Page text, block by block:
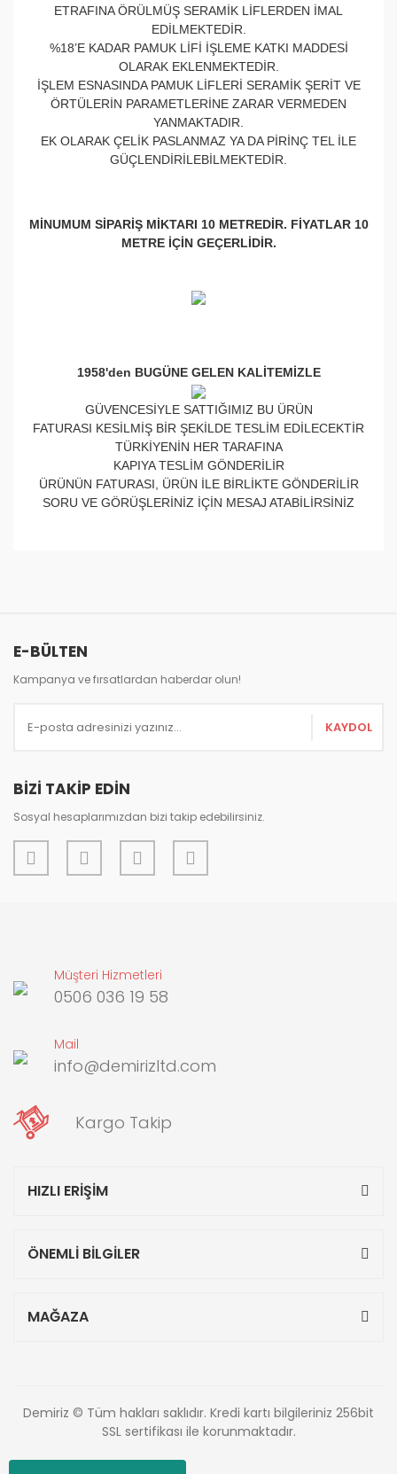
ETRAFINA ÖRÜLMÜŞ SERAMİK LİFLERDEN İMAL
EDİLMEKTEDİR.
%18’E KADAR PAMUK LİFİ İŞLEME KATKI MADDESİ
OLARAK EKLENMEKTEDİR.
İŞLEM ESNASINDA PAMUK LİFLERİ SERAMİK ŞERİT VE
ÖRTÜLERİN PARAMETLERİNE ZARAR VERMEDEN
YANMAKTADIR.
EK OLARAK ÇELİK PASLANMAZ YA DA PİRİNÇ TEL İLE
GÜÇLENDİRİLEBİLMEKTEDİR.
MİNUMUM SİPARİŞ MİKTARI 10 METREDİR. FİYATLAR 10
METRE İÇİN GEÇERLİDİR.
1958'den BUGÜNE GELEN KALİTEMİZLE
GÜVENCESİYLE SATTIĞIMIZ BU ÜRÜN
FATURASI KESİLMİŞ BİR ŞEKİLDE TESLİM EDİLECEKTİR
TÜRKİYENİN HER TARAFINA
KAPIYA TESLİM GÖNDERİLİR
ÜRÜNÜN FATURASI, ÜRÜN İLE BİRLİKTE GÖNDERİLİR
SORU VE GÖRÜŞLERİNİZ İÇİN MESAJ ATABİLİRSİNİZ
Ürün resmi kalitesiz, bozuk veya görüntülenemiyor.
Ürün açıklamasında eksik bilgiler bulunuyor.
Ürün fiyatı diğer sitelerden daha pahalı.
Gönder
E-BÜLTEN
Kampanya ve fırsatlardan haberdar olun!
KAYDOL
BİZİ TAKİP EDİN
Sosyal hesaplarımızdan bizi takip edebilirsiniz.
Müşteri Hizmetleri
0506 036 19 58
Mail
info@demirizltd.com
Kargo Takip
HIZLI ERİŞİM
ÖNEMLİ BİLGİLER
MAĞAZA
Demiriz © Tüm hakları saklıdır. Kredi kartı bilgileriniz 256bit
SSL sertifikası ile korunmaktadır.